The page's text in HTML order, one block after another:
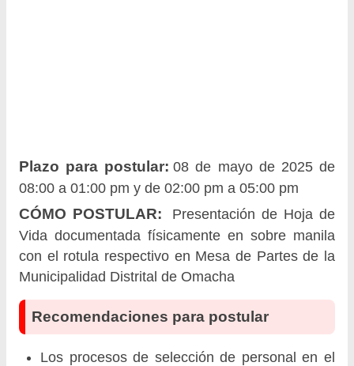
Plazo para postular: 08 de mayo de 2025 de
08:00 a 01:00 pm y de 02:00 pm a 05:00 pm
CÓMO POSTULAR:
Presentación de Hoja de
Vida documentada físicamente en sobre manila
con el rotula respectivo en Mesa de Partes de la
Municipalidad Distrital de Omacha
Recomendaciones para postular
Los procesos de selección de personal en el